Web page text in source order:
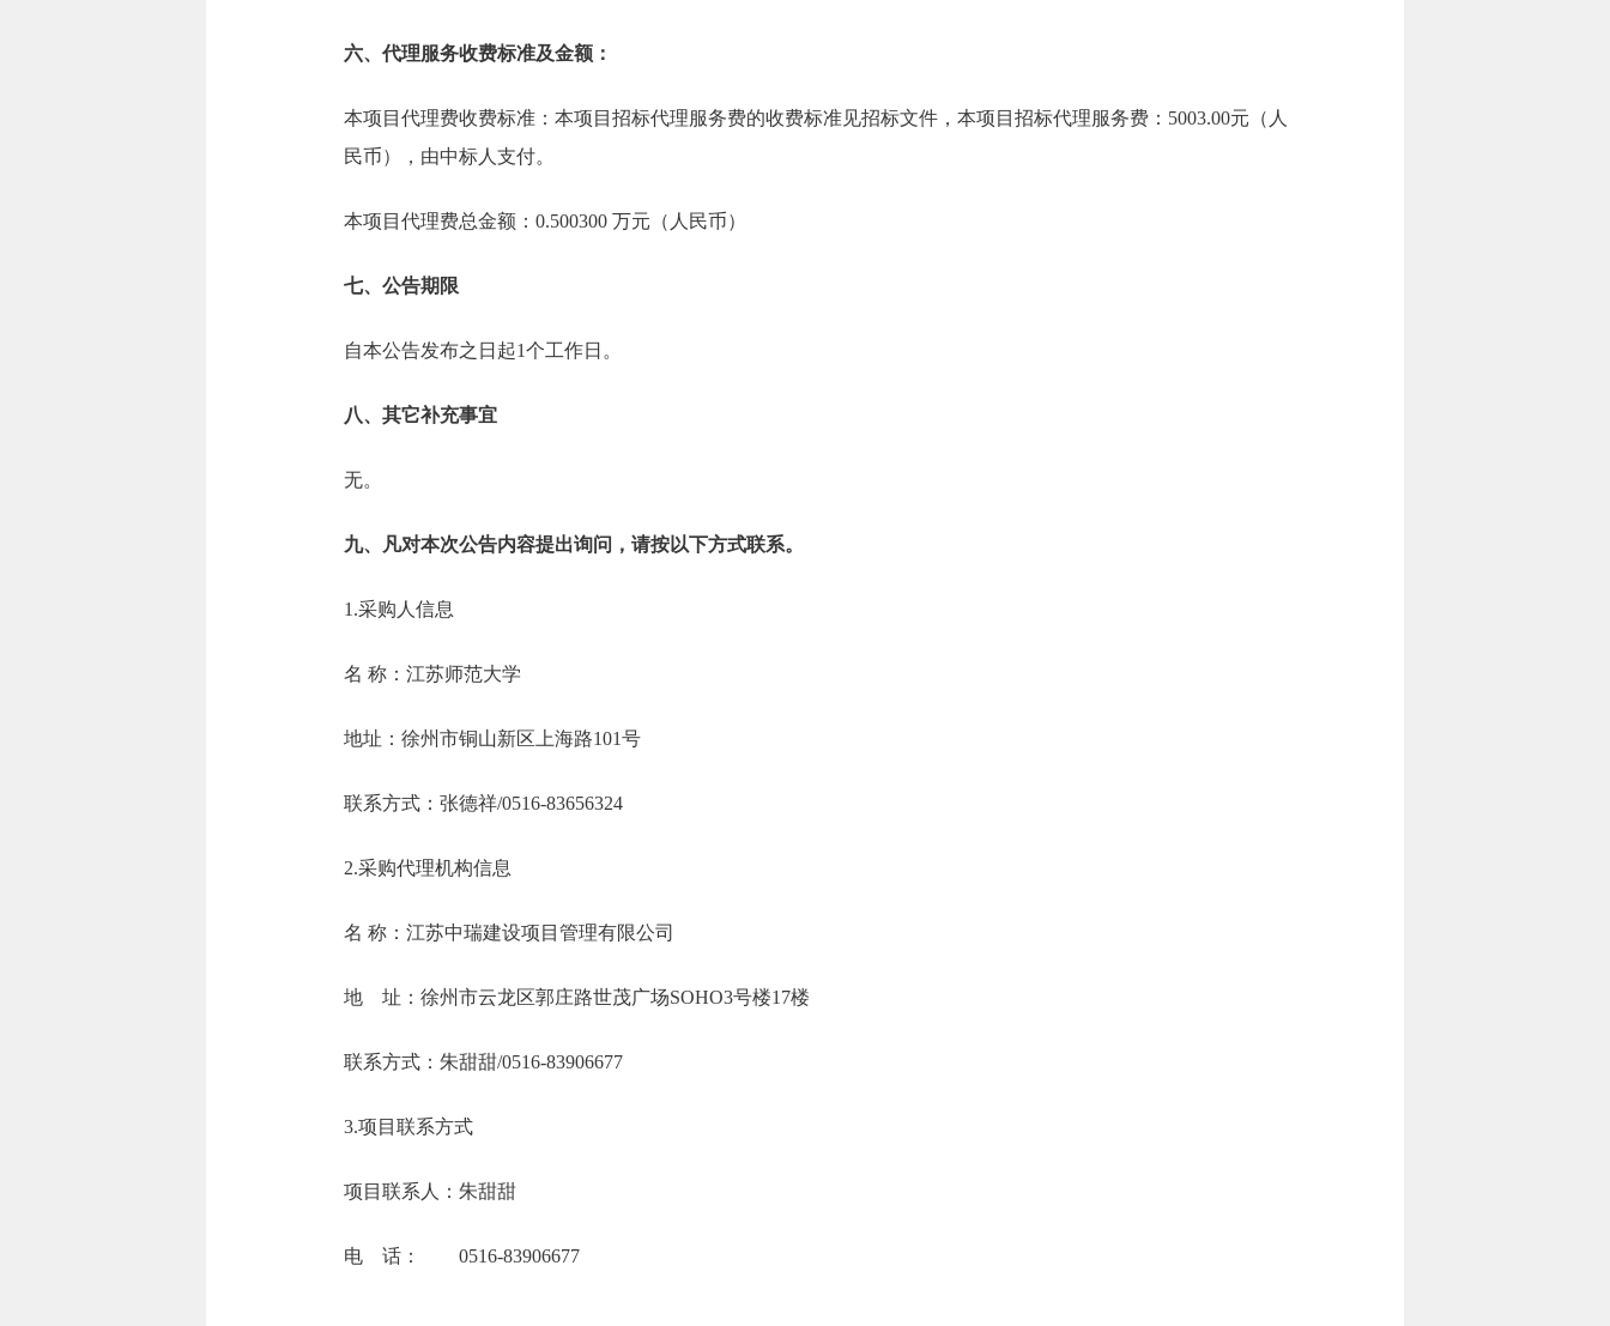
六、代理服务收费标准及金额：
本项目代理费收费标准：本项目招标代理服务费的收费标准见招标文件，本项目招标代理服务费：5003.00元（人
民币），由中标人支付。
本项目代理费总金额：0.500300 万元（人民币）
七、公告期限
自本公告发布之日起1个工作日。
八、其它补充事宜
无。
九、凡对本次公告内容提出询问，请按以下方式联系。
1.采购人信息
名 称：江苏师范大学
地址：徐州市铜山新区上海路101号
联系方式：张德祥/0516-83656324
2.采购代理机构信息
名 称：江苏中瑞建设项目管理有限公司
地 址：徐州市云龙区郭庄路世茂广场SOHO3号楼17楼
联系方式：朱甜甜/0516-83906677
3.项目联系方式
项目联系人：朱甜甜
电 话： 0516-83906677